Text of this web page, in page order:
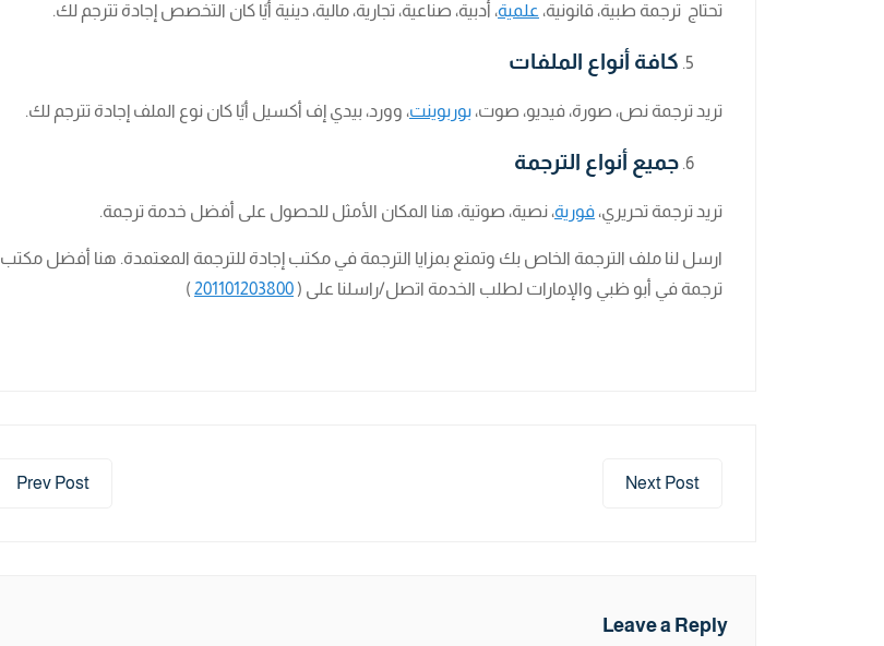
تحتاج ترجمة طبية، قانونية، علمية، أدبية، صناعية، تجارية، مالية، دينية أيًا كان التخصص إجادة تترجم لك.
كافة أنواع الملفات
تريد ترجمة نص، صورة، فيديو، صوت، بوربوينت، وورد، بيدي إف أكسيل أيًا كان نوع الملف إجادة تترجم لك.
جميع أنواع الترجمة
تريد ترجمة تحريري، فورية، نصية، صوتية، هنا المكان الأمثل للحصول على أفضل خدمة ترجمة.
ارسل لنا ملف الترجمة الخاص بك وتمتع بمزايا الترجمة في مكتب إجادة للترجمة المعتمدة. هنا أفضل مكتب
ترجمة في أبو ظبي والإمارات لطلب الخدمة اتصل/راسلنا على ( 201101203800
)
Prev Post Next Post
Leave a Reply